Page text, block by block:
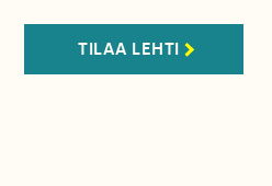
TILAA LEHTI